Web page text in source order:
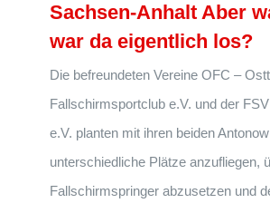
Sachsen-Anhalt Aber
war da eigentlich los?
Die befreundeten Vereine OFC –
Fallschirmsportclub e.V. und der
e.V. planten mit ihren beiden
unterschiedliche Plätze anzufliegen,
Fallschirmspringer abzusetzen und